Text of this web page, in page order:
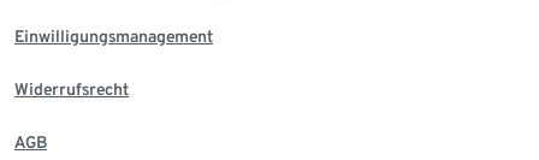
Einwilligungsmanagement
Widerrufsrecht
AGB